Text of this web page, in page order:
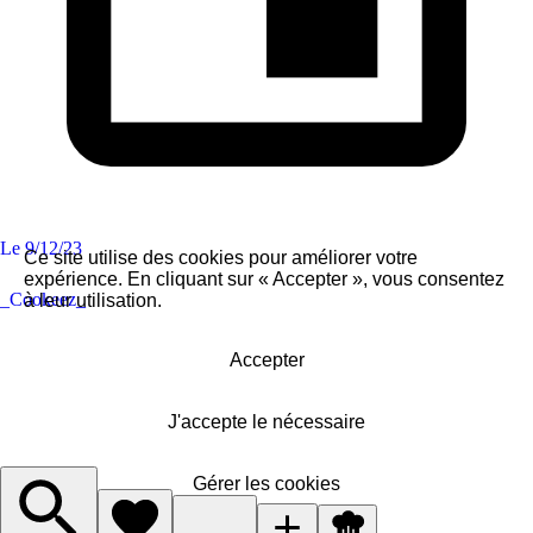
Le 9/12/23
_Cookeez_
Ce site utilise des cookies pour améliorer votre
expérience. En cliquant sur « Accepter », vous consentez
à leur utilisation.
Accepter
J'accepte le nécessaire
Gérer les cookies